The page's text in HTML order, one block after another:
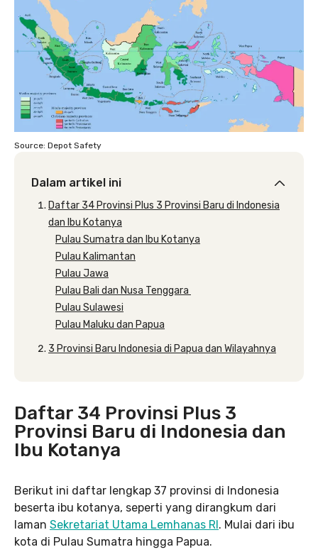
Source: Depot Safety
Dalam artikel ini
Daftar 34 Provinsi Plus 3 Provinsi Baru di Indonesia
dan Ibu Kotanya
Pulau Sumatra dan Ibu Kotanya
Pulau Kalimantan
Pulau Jawa
Pulau Bali dan Nusa Tenggara
Pulau Sulawesi
Pulau Maluku dan Papua
3 Provinsi Baru Indonesia di Papua dan Wilayahnya
Daftar 34 Provinsi Plus 3
Provinsi Baru di Indonesia dan
Ibu Kotanya
Berikut ini daftar lengkap 37 provinsi di Indonesia
beserta ibu kotanya, seperti yang dirangkum dari
laman Sekretariat Utama Lemhanas RI. Mulai dari ibu
kota di Pulau Sumatra hingga Papua.